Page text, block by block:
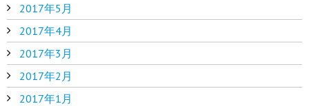
2017年5月
2017年4月
2017年3月
2017年2月
2017年1月